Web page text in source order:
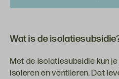
Wat is de
Met de isolatiesubsidie kun
isoleren en ventileren. Dat